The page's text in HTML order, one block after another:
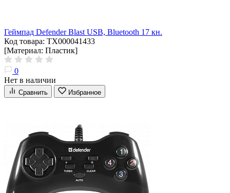
Геймпад Defender Blast USB, Bluetooth 17 кн.
Код товара: ТХ000041433
[Материал: Пластик]
0
Нет в наличии
Сравнить Избранное